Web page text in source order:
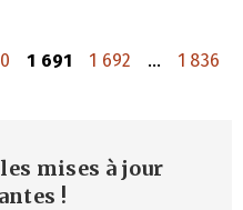
Page
1 691 Page
1 692 … Page
1 836
mises à jour
!